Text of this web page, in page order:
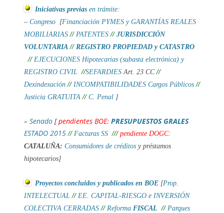
Iniciativas previas en trámite:
– Congreso [Financiación PYMES y GARANTÍAS REALES
MOBILIARIAS // PATENTES // JURISDICCIÓN
VOLUNTARIA // REGISTRO PROPIEDAD y CATASTRO
// EJECUCIONES Hipotecarias (subasta electrónica) y
REGISTRO CIVIL //SEFARDIES Art. 23 CC//
Dexindexación // INCOMPATIBILIDADES Cargos Públicos //
Justicia GRATUITA // C. Penal ]
– Senado [pendientes BOE: PRESUPUESTOS GRALES
ESTADO 2015 //Facturas SS /// pendiente DOGC:
CATALUÑA: Consumidores de créditos y préstamos
hipotecarios]
Proyectos concluidos y publicados en BOE [Prop.
INTELECTUAL // EE. CAPITAL-RIESGO e INVERSIÓN
COLECTIVA CERRADAS // Reforma FISCAL // Parques